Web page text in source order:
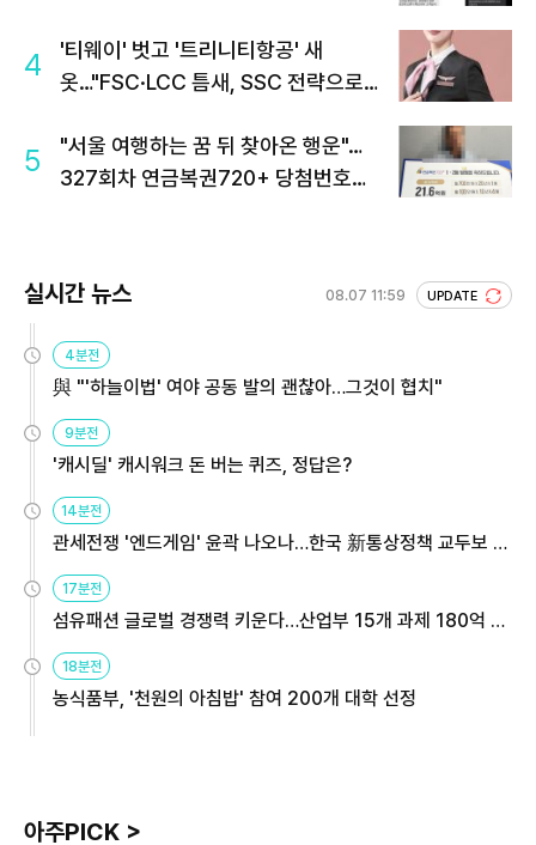
4
'티웨이' 벗고 '트리니티항공' 새
옷…"FSC·LCC 틈새, SSC 전략으로
5
"서울 여행하는 꿈 뒤 찾아온 행운"…
327회차 연금복권720+ 당첨번호조
실시간 뉴스 08.07 11:59 UPDATE
4분전
與 "'하늘이법' 여야 공동 발의 괜찮아…그것이 협치"
9분전
'캐시딜' 캐시워크 돈 버는 퀴즈, 정답은?
14분전
관세전쟁 '엔드게임' 윤곽 나오나…한국 新통상정책 교두보 활
용해야
17분전
섬유패션 글로벌 경쟁력 키운다…산업부 15개 과제 180억 지
원
18분전
농식품부, '천원의 아침밥' 참여 200개 대학 선정
아주PICK >